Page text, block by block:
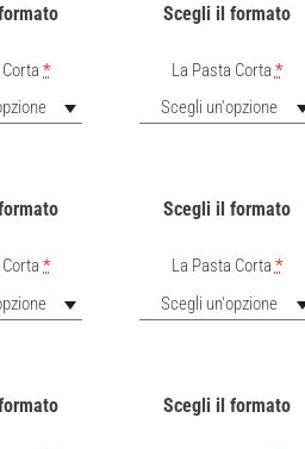
Corta*
Scegli il formato
La Pasta Corta *
Scegli un'opzione
Corta*
Scegli il formato
La Pasta Corta *
Scegli un'opzione
Scegli il formato